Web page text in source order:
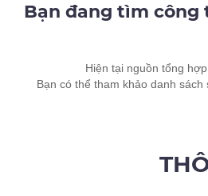
Bạn đang tìm công
Hiện tại nguồn tổng
Bạn có thể tham khảo danh